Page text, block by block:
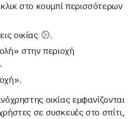
στο κουμπί περισσότερων
οικίας
.
στην περιοχή
οικίας εμφανίζονται
σε συσκευές στο σπίτι,